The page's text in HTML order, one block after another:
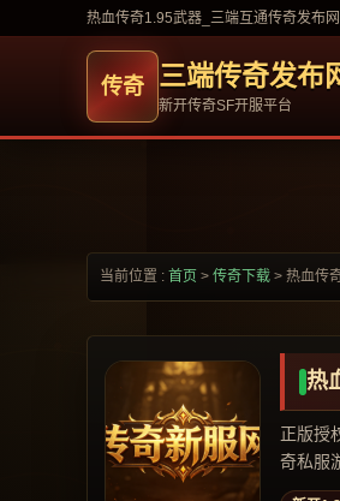
热血传奇1.95武器_三端互通传奇发布网
三端传奇发布
新开传奇SF开服平台
当前位置 : 首页 > 传奇下载 > 热血传
热
正版授
奇私服